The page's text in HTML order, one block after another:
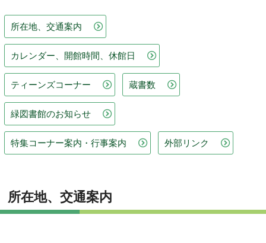
所在地、交通案内
カレンダー、開館時間、休館日
ティーンズコーナー 蔵書数
緑図書館のお知らせ
特集コーナー案内・行事案内 外部リンク
所在地、交通案内